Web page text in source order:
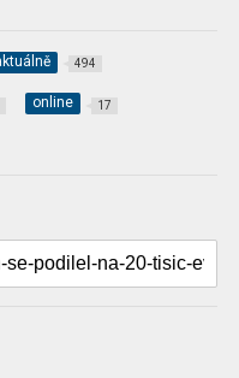
494
online 17